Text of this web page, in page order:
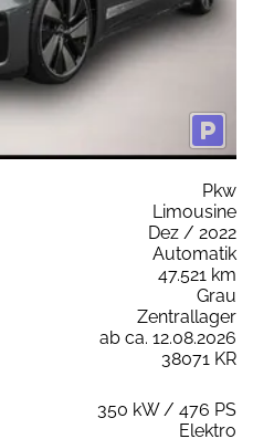
Pkw
Limousine
Dez / 2022
Automatik
47.521 km
Grau
Zentrallager
ab ca. 12.08.2026
38071 KR
350 kW / 476 PS
Elektro